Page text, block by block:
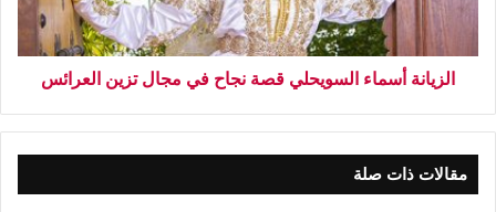
الزيانة أسماء السويحلي قصة نجاح في مجال تزين العرائس
مقالات ذات صلة